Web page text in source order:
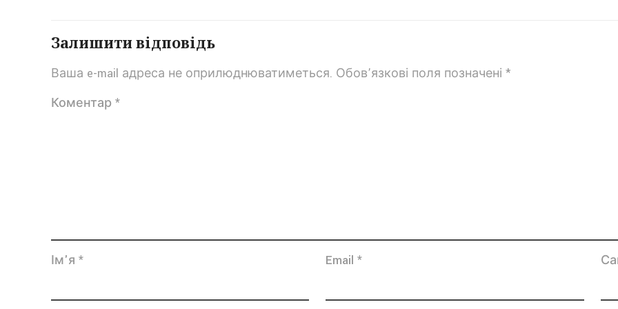
Залишити відповідь
Ваша e-mail адреса не оприлюднюватиметься. Обов’язкові поля позначені *
Коментар *
Ім'я * Email*